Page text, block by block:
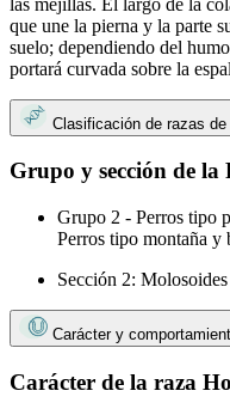
que une la pierna y la parte
suelo; dependiendo del
portará curvada sobre la
Clasificación de razas de
Grupo y sección de
Grupo 2 - Perros tipo
Perros tipo montaña y
Sección 2: Molosoides
Carácter y
Carácter de la raza